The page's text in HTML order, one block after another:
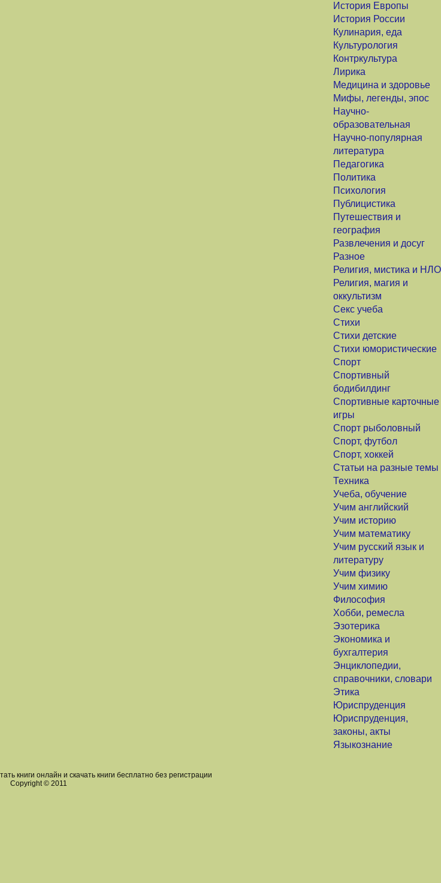
История Европы
История России
Кулинария, еда
Культурология
Контркультура
Лирика
Медицина и здоровье
Мифы, легенды, эпос
Научно-
образовательная
Научно-популярная
литература
Педагогика
Политика
Психология
Публицистика
Путешествия и
география
Развлечения и досуг
Разное
Религия, мистика и НЛО
Религия, магия и
оккультизм
Секс учеба
Стихи
Стихи детские
Стихи юмористические
Спорт
Спортивный
бодибилдинг
Спортивные карточные
игры
Спорт рыболовный
Спорт, футбол
Спорт, хоккей
Статьи на разные темы
Техника
Учеба, обучение
Учим английский
Учим историю
Учим математику
Учим русский язык и
литературу
Учим физику
Учим химию
Философия
Хобби, ремесла
Эзотерика
Экономика и
бухгалтерия
Энциклопедии,
справочники, словари
Этика
Юриспруденция
Юриспруденция,
законы, акты
Языкознание
книги онлайн и скачать книги бесплатно без регистрации
Copyright © 2011